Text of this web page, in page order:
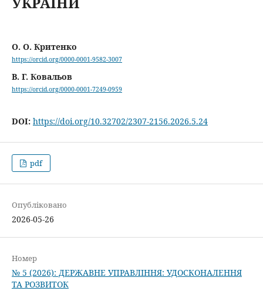
О. О. Критенко
https://orcid.org/0000-0001-9582-3007
В. Г. Ковальов
https://orcid.org/0000-0001-7249-0959
DOI: https://doi.org/10.32702/2307-2156.2026.5.24
pdf
Опубліковано
2026-05-26
Номер
№ 5 (2026): ДЕРЖАВНЕ УПРАВЛІННЯ: УДОСКОНАЛЕННЯ
ТА РОЗВИТОК